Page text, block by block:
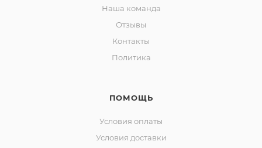
Наша команда
Отзывы
Контакты
Политика
ПОМОЩЬ
Условия оплаты
Условия доставки